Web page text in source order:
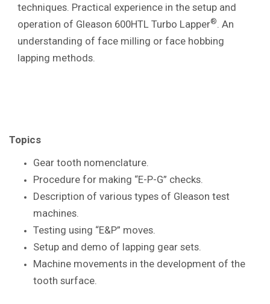
techniques. Practical experience in the setup and
operation of Gleason 600HTL Turbo Lapper® . An
understanding of face milling or face hobbing
lapping methods.
Topics
Gear tooth nomenclature.
Procedure for making “E-P-G” checks.
Description of various types of Gleason test
machines.
Testing using “E&P” moves.
Setup and demo of lapping gear sets.
Machine movements in the development of the
tooth surface.